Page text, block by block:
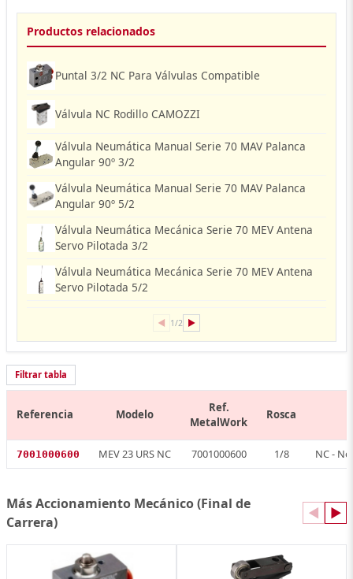
Productos relacionados
Puntal 3/2 NC Para Válvulas Compatible
Válvula NC Rodillo CAMOZZI
Válvula Neumática Manual Serie 70 MAV Palanca
Angular 90º 3/2
Válvula Neumática Manual Serie 70 MAV Palanca
Angular 90º 5/2
Válvula Neumática Mecánica Serie 70 MEV Antena
Servo Pilotada 3/2
Válvula Neumática Mecánica Serie 70 MEV Antena
Servo Pilotada 5/2
◀ 1/2 ▶
Filtrar tabla
Referencia Modelo
Ref.
MetalWork
Rosca
7001000600 MEV 23 URS NC 7001000600 1/8 NC -
Más Accionamiento Mecánico (Final de
Carrera)
◀ ▶